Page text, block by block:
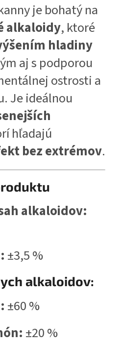
je bohatý na
alkaloidy, ktoré
hladiny
aj s podporou
ostrosti a
Je ideálnou
hľadajú
bez extrémov.
alkaloidov:
±3,5 %
alkaloidov:
±60 %
±20 %